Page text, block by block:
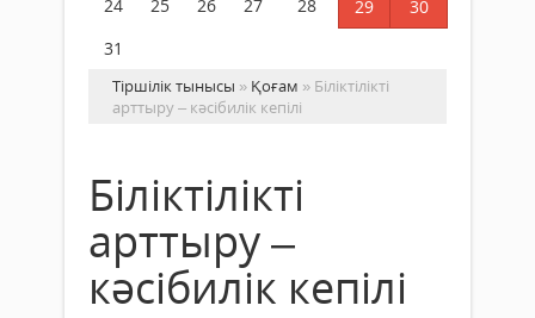
24
25 26 27 28 29
30
31
Тіршілік тынысы » Қоғам » Біліктілікті
арттыру – кәсібилік кепілі
Біліктілікті
арттыру –
кәсібилік кепілі